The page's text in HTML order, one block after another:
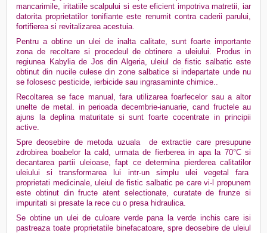
mancarimile, iritatiile scalpului si este eficient impotriva matretii, iar
datorita proprietatilor tonifiante este renumit contra caderii parului,
fortifierea si revitalizarea acestuia.
Pentru a obtine un ulei de inalta calitate, sunt foarte importante
zona de recoltare si procedeul de obtinere a uleiului. Produs in
regiunea Kabylia de Jos din Algeria, uleiul de fistic salbatic este
obtinut din nucile culese din zone salbatice si indepartate unde nu
se folosesc pesticide, ierbicide sau ingrasaminte chimice..
Recoltarea se face manual, fara utilizarea foarfecelor sau a altor
unelte de metal. in perioada decembrie-ianuarie, cand fructele au
ajuns la deplina maturitate si sunt foarte cocentrate in principii
active.
Spre deosebire de metoda uzuala de extractie care presupune
zdrobirea boabelor la cald, urmata de fierberea in apa la 70°C si
decantarea partii uleioase, fapt ce determina pierderea calitatilor
uleiului si transformarea lui intr-un simplu ulei vegetal fara
proprietati medicinale, uleiul de fistic salbatic pe care vi-l propunem
este obtinut din fructe atent selectionate, curatate de frunze si
impuritati si presate la rece cu o presa hidraulica.
Se obtine un ulei de culoare verde pana la verde inchis care isi
pastreaza toate proprietatile binefacatoare, spre deosebire de uleiul